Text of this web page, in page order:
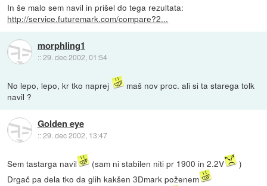
In še malo sem navil in prišel do tega rezultata:
http://service.futuremark.com/compare?2...
morphling1
::29. dec 2002, 01:54
No lepo, lepo, kr tko naprej
maš nov proc. ali si ta starega tolk
navil ?
Golden eye
::29. dec 2002, 13:47
Sem tastarga navil (sam ni stabilen niti pr 1900 in 2.2V
)
Drgač pa dela tko da glih kakšen 3Dmark poženem